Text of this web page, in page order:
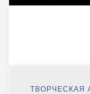
ТВОРЧЕСКАЯ